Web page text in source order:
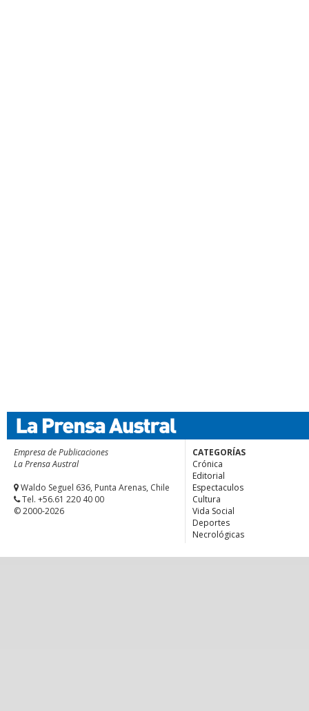
Empresa de Publicaciones
La Prensa Austral
Waldo Seguel 636, Punta Arenas, Chile
Tel. +56.61 220 40 00
© 2000-2026
CATEGORÍAS
Crónica
Editorial
Espectaculos
Cultura
Vida Social
Deportes
Necrológicas